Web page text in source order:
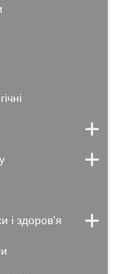
і здоров'я